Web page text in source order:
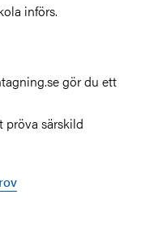
införs.
gör du ett
pröva särskild